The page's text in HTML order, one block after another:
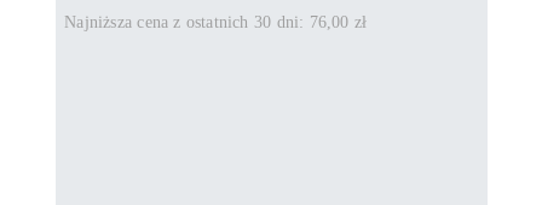
Najniższa cena z ostatnich 30 dni: 76,00 zł